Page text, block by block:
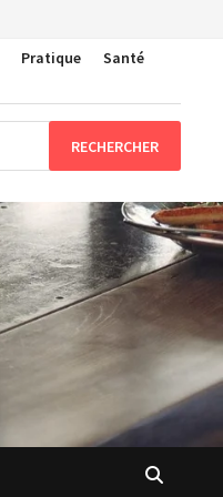
Pratique
Santé